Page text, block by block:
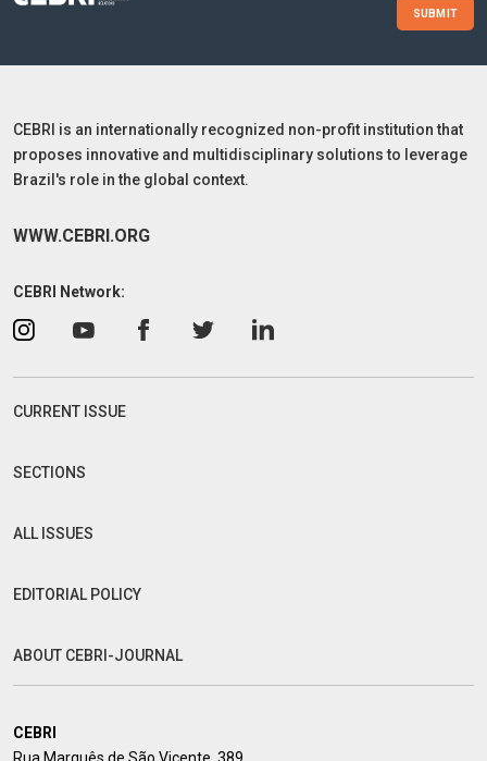
SUBMIT
CEBRI is an internationally recognized non-profit institution that
proposes innovative and multidisciplinary solutions to leverage
Brazil's role in the global context.
WWW.CEBRI.ORG
CEBRI Network:
CURRENT ISSUE
SECTIONS
ALL ISSUES
EDITORIAL POLICY
ABOUT CEBRI-JOURNAL
CEBRI
Rua Marquês de São Vicente, 389